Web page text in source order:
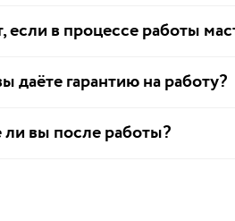
если в процессе работы
даёте гарантию на работу?
вы после работы?